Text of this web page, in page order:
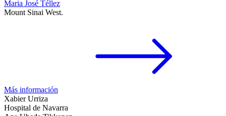
Maria José Téllez
Mount Sinai West.
Más información
Xabier Urriza
Hospital de Navarra